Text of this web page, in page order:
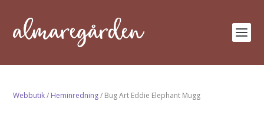
Webbutik/ Heminredning/ Bug Art Eddie Elephant Mugg